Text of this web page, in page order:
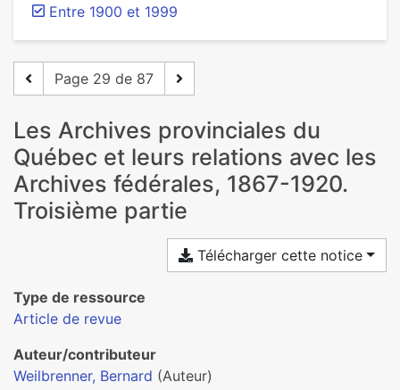
Entre 1900 et 1999
Page 29 de 87
Les Archives provinciales du
Québec et leurs relations avec les
Archives fédérales, 1867-1920.
Troisième partie
Télécharger cette notice
Type de ressource
Article de revue
Auteur/contributeur
Weilbrenner, Bernard (Auteur)